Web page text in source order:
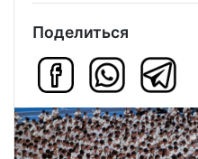
Поделиться